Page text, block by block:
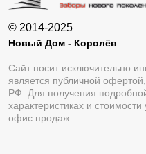
© 2014-2025
Новый Дом - Королёв
Сайт носит исключительно
является публичной
РФ. Для получения
характеристиках и
офис продаж.